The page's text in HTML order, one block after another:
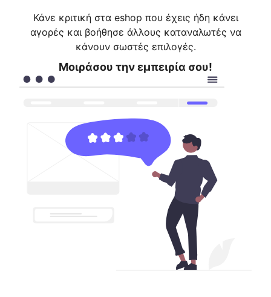
Κάνε κριτική στα eshop που έχεις ήδη κάνει
αγορές και βοήθησε άλλους καταναλωτές να
κάνουν σωστές επιλογές.
Μοιράσου την εμπειρία σου!